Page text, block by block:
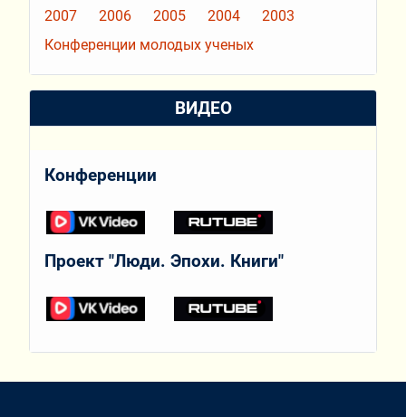
2007
2006 2005 2004
2003
Конференции молодых ученых
ВИДЕО
Конференции
Проект "Люди. Эпохи. Книги"